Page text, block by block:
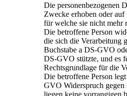
Die personenbezogenen
Zwecke erhoben oder auf
für welche sie nicht mehr
Die betroffene Person
die sich die Verarbeitung
Buchstabe a DS-GVO
DS-GVO stützte, und es
Rechtsgrundlage für die
Die betroffene Person
GVO Widerspruch gegen
liegen keine vorrangigen